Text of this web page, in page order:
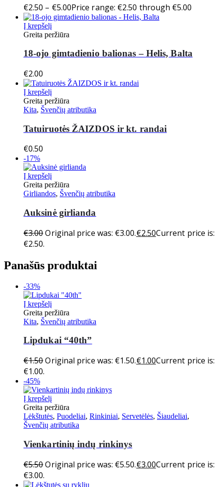
€2.50 – €5.00Price range: €2.50 through €5.00
Į krepšelį
Greita peržiūra
18-ojo gimtadienio balionas – Helis, Balta
€2.00
Į krepšelį
Greita peržiūra
Kita, Švenčių atributika
Tatuiruotės ŽAIZDOS ir kt. randai
€0.50
-17%
Į krepšelį
Greita peržiūra
Girliandos, Švenčių atributika
Auksinė girlianda
€3.00Original price was: €3.00.€2.50Current price is:
€2.50.
Panašūs produktai
-33%
Į krepšelį
Greita peržiūra
Kita, Švenčių atributika
Lipdukai “40th”
€1.50Original price was: €1.50.€1.00Current price is:
€1.00.
-45%
Į krepšelį
Greita peržiūra
Lėkštutės, Puodeliai, Rinkiniai, Servetėlės, Šiaudeliai,
Švenčių atributika
Vienkartinių indų rinkinys
€5.50Original price was: €5.50.€3.00Current price is:
€3.00.